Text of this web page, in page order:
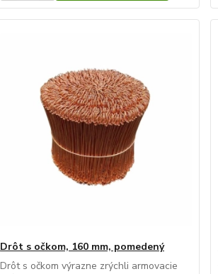
Drôt s očkom, 160 mm, pomedený
Drôt s očkom výrazne zrýchli armovacie